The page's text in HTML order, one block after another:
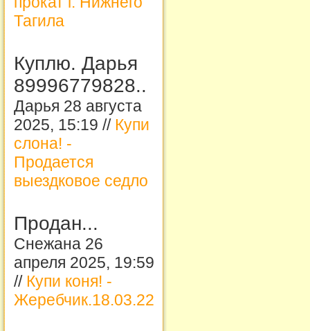
Тагила
Куплю. Дарья
89996779828..
Дарья 28 августа
2025, 15:19 // Купи
слона! -
Продается
выездковое седло
Продан...
Снежана 26
апреля 2025, 19:59
// Купи коня! -
Жеребчик.18.03.22